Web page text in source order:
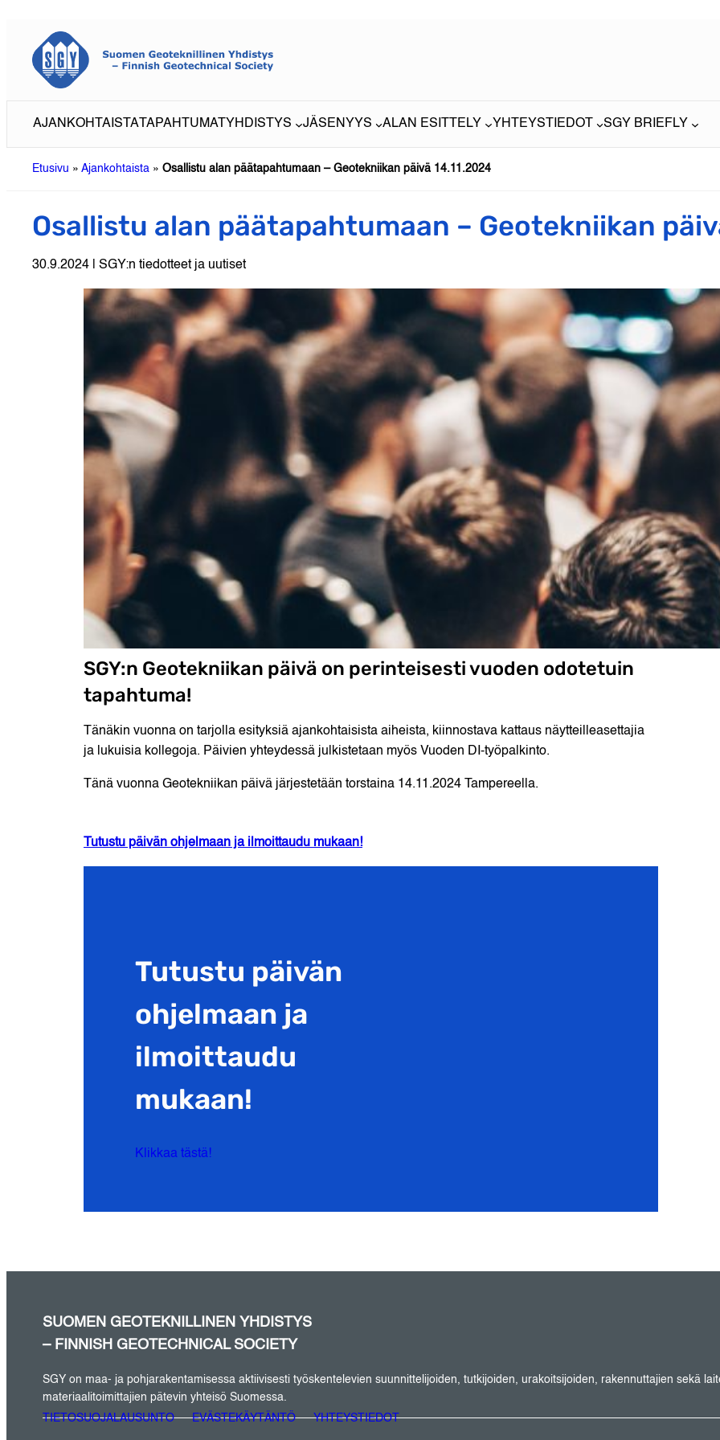
sisältöön
AJANKOHTAISTA TAPAHTUMAT YHDISTYS JÄSENYYS ALAN ESITTELY YHTEYSTIEDOT SGY BRIEFLY
Etusivu » Ajankohtaista » Osallistu alan päätapahtumaan – Geotekniikan päivä 14.11.2024
Osallistu alan päätapahtumaan – Geotekniikan
30.9.2024 | SGY:n tiedotteet ja uutiset
SGY:n Geotekniikan päivä on perinteisesti vuoden odotetuin
tapahtuma!
Tänäkin vuonna on tarjolla esityksiä ajankohtaisista aiheista, kiinnostava kattaus näytteilleasettajia
ja lukuisia kollegoja. Päivien yhteydessä julkistetaan myös Vuoden DI-työpalkinto.
Tänä vuonna Geotekniikan päivä järjestetään torstaina 14.11.2024 Tampereella.
Tutustu päivän ohjelmaan ja ilmoittaudu mukaan!
Tutustu päivän
ohjelmaan ja
ilmoittaudu
mukaan!
Klikkaa tästä!
SUOMEN GEOTEKNILLINEN YHDISTYS
– FINNISH GEOTECHNICAL SOCIETY
SGY on maa- ja pohjarakentamisessa aktiivisesti työskentelevien suunnittelijoiden, tutkijoiden, urakoitsijoiden, rakennuttajien sekä
materiaalitoimittajien pätevin yhteisö Suomessa.
TIETOSUOJALAUSUNTO EVÄSTEKÄYTÄNTÖ YHTEYSTIEDOT